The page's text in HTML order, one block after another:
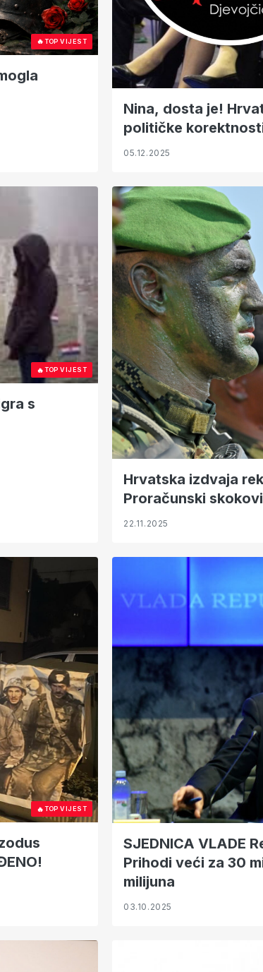
🔥TOP VIJEST
Nina, dosta je!
političke
05.12.2025
🔥TOP VIJEST
s
Hrvatska izdvaja
Proračunski
22.11.2025
🔥TOP VIJEST
SJEDNICA VLADE Rebalans državnog proračuna:
Prihodi veći za 30
milijuna
03.10.2025